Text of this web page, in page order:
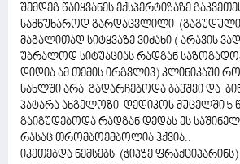
შემდეგ წაიყვანეს ექსპერტიზაზე
სამწუხაროდ გარდაცვლილი
მაგალითად სიტყვაზე ვიძახი ( არავის
უბრალოდ სიტუაციას რადგან
დიდია ამ თემის ირგვლივ) კლინიკაში
სახლში არა გადარჩებოდა ბავშვი და
პატარა ანგელოზი დედიკოს მუცელში 5
გაიგუდებოდა რადგან დედას ეს
რასაც თრომბოემბოლია ჰქვია..
იკეთებდა ნემსებს (ჭიპზე